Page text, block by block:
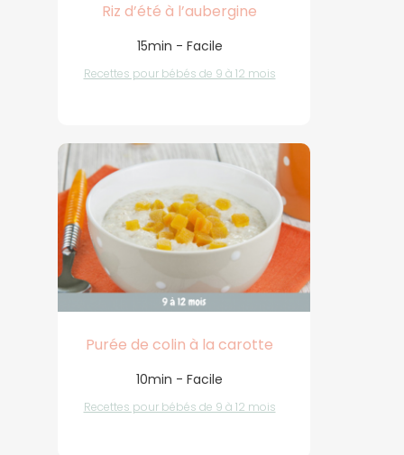
Riz d’été à l’aubergine
15min - Facile
Recettes pour bébés de 9 à 12 mois
Purée de colin à la carotte
10min - Facile
Recettes pour bébés de 9 à 12 mois